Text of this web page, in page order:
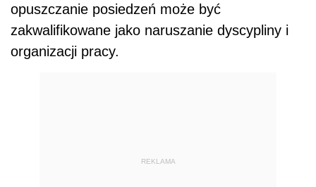
opuszczanie posiedzeń może być
zakwalifikowane jako naruszanie dyscypliny i
organizacji pracy.
REKLAMA